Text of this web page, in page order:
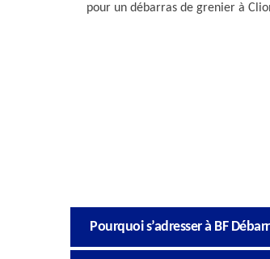
pour un débarras de grenier à
Pourquoi s’adresser à BF